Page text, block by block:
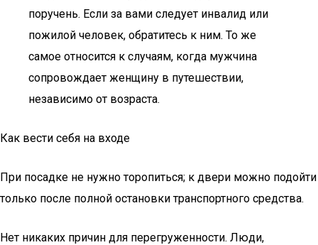
поручень. Если за вами следует инвалид или
пожилой человек, обратитесь к ним. То же
самое относится к случаям, когда мужчина
сопровождает женщину в путешествии,
независимо от возраста.
Как вести себя на входе
При посадке не нужно торопиться; к двери можно подойти
только после полной остановки транспортного средства.
Нет никаких причин для перегруженности. Люди,